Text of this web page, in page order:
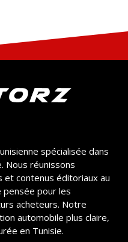
spécialisée dans
Nous réunissons
et contenus éditoriaux au
pensée pour les
acheteurs. Notre
automobile plus claire,
en Tunisie.